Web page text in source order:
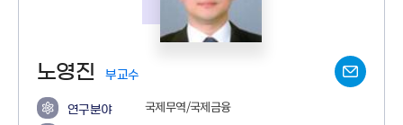
노영진 부교수
연구분야 국제무역/국제금융